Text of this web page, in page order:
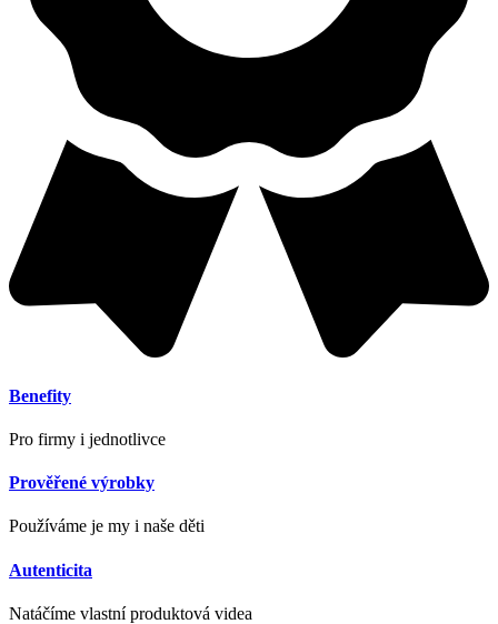
Benefity
Pro firmy i jednotlivce
Prověřené výrobky
Používáme je my i naše děti
Autenticita
Natáčíme vlastní produktová videa